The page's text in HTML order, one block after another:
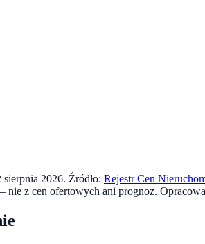
sierpnia 2026. Źródło: Rejestr Cen
nie z cen ofertowych ani prognoz.